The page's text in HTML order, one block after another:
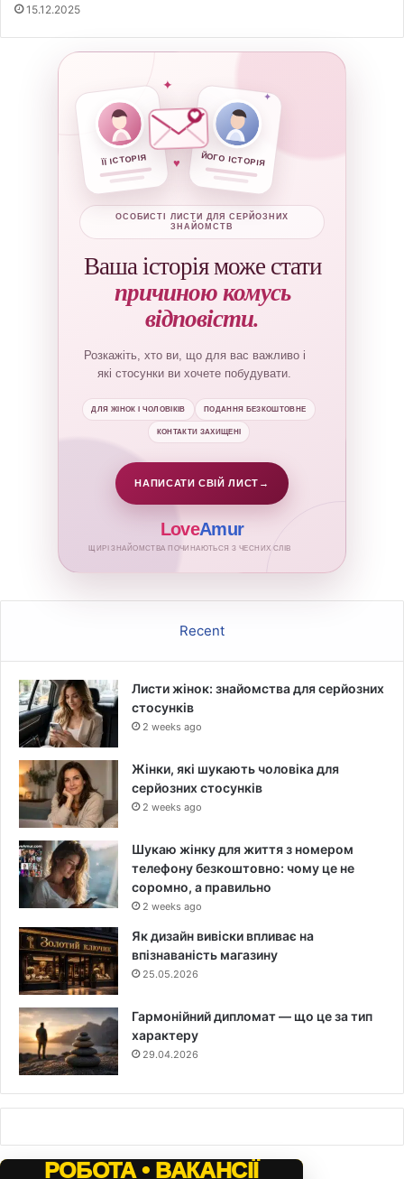
15.12.2025
ЇЇ ІСТОРІЯ ЙОГО ІСТОРІЯ
✦
♥
✦
ОСОБИСТІ ЛИСТИ ДЛЯ СЕРЙОЗНИХ
ЗНАЙОМСТВ
Ваша історія може стати
причиною комусь
відповісти.
Розкажіть, хто ви, що для вас важливо і
які стосунки ви хочете побудувати.
ДЛЯ ЖІНОК І ЧОЛОВІКІВ ПОДАННЯ БЕЗКОШТОВНЕ
КОНТАКТИ ЗАХИЩЕНІ
НАПИСАТИ СВІЙ ЛИСТ →
LoveAmur
ЩИРІ ЗНАЙОМСТВА ПОЧИНАЮТЬСЯ З ЧЕСНИХ СЛІВ
Recent
Листи жінок: знайомства для серйозних
стосунків
2 weeks ago
Жінки, які шукають чоловіка для
серйозних стосунків
2 weeks ago
Шукаю жінку для життя з номером
телефону безкоштовно: чому це не
соромно, а правильно
2 weeks ago
Як дизайн вивіски впливає на
впізнаваність магазину
25.05.2026
Гармонійний дипломат — що це за тип
характеру
29.04.2026
РОБОТА • ВАКАНСІЇ